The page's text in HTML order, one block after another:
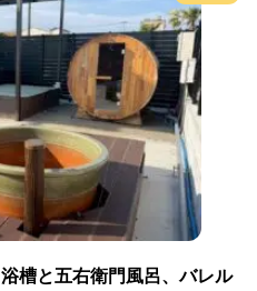
槽と五右衛門風呂、バレル